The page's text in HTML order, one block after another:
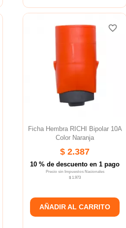
Ficha Hembra RICHI Bipolar 10A
Color Naranja
$ 2.387
10 % de descuento en 1 pago
Precio sin Impuestos Nacionales
$ 1.973
AÑADIR AL CARRITO
favorite_border
favorite_border
favorite_border